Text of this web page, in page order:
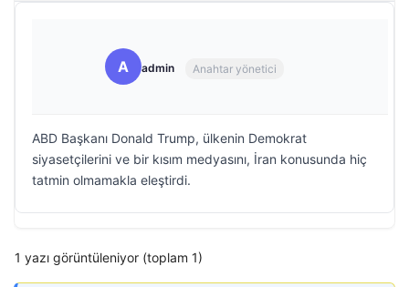
A admin Anahtar yönetici
ABD Başkanı Donald Trump, ülkenin Demokrat
siyasetçilerini ve bir kısım medyasını, İran konusunda hiç
tatmin olmamakla eleştirdi.
1 yazı görüntüleniyor (toplam 1)